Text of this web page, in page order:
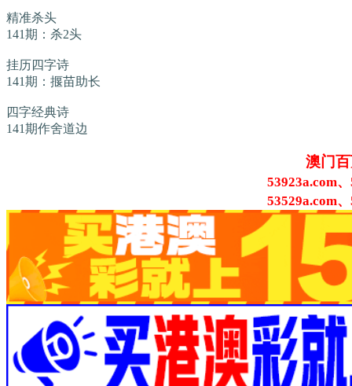
精准杀头
141期：杀2头
挂历四字诗
141期：揠苗助长
四字经典诗
141期作舍道边
澳门
53923a.com
53529a.com